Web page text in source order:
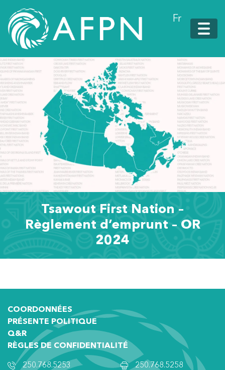
Fr
Tsawout First Nation –
Règlement d’emprunt – OR
2024
COORDONNÉES
PRÉSENTE POLITIQUE
Q&R
RÈGLES DE CONFIDENTIALITÉ
250.768.5253
250.768.5258